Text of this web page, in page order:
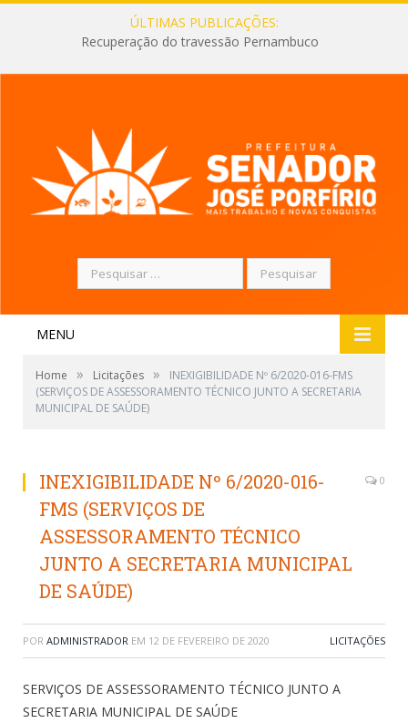
ÚLTIMAS PUBLICAÇÕES:
Recuperação do travessão Pernambuco
Pesquisar
por:
MENU
Home » Licitações »
INEXIGIBILIDADE Nº 6/2020-016-FMS
(SERVIÇOS DE ASSESSORAMENTO TÉCNICO JUNTO A SECRETARIA
MUNICIPAL DE SAÚDE)
INEXIGIBILIDADE Nº 6/2020-016-
FMS (SERVIÇOS DE
ASSESSORAMENTO TÉCNICO
JUNTO A SECRETARIA MUNICIPAL
DE SAÚDE)
0
POR ADMINISTRADOR EM 12 DE FEVEREIRO DE 2020 LICITAÇÕES
SERVIÇOS DE ASSESSORAMENTO TÉCNICO JUNTO A
SECRETARIA MUNICIPAL DE SAÚDE